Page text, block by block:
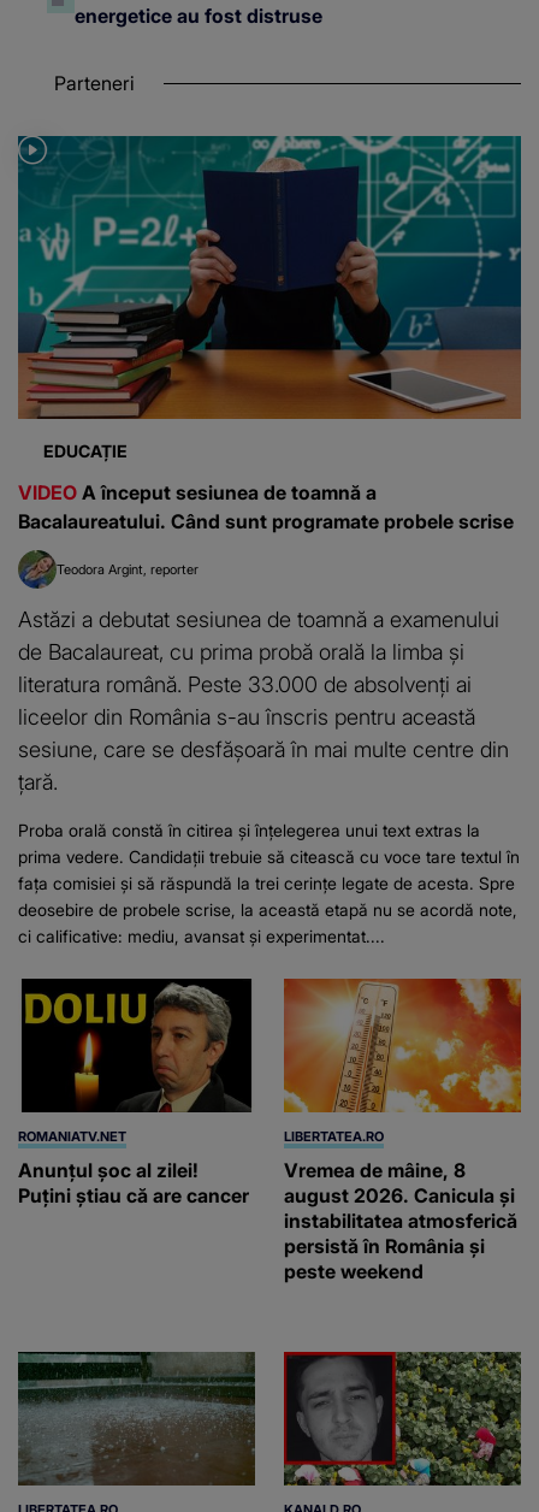
energetice au fost distruse
Parteneri
EDUCAȚIE
VIDEO A început sesiunea de toamnă a
Bacalaureatului. Când sunt programate probele scrise
Teodora Argint reporter
Astăzi a debutat sesiunea de toamnă a examenului
de Bacalaureat, cu prima probă orală la limba și
literatura română. Peste 33.000 de absolvenți ai
liceelor din România s-au înscris pentru această
sesiune, care se desfășoară în mai multe centre din
țară.
Proba orală constă în citirea și înțelegerea unui text extras la
prima vedere. Candidații trebuie să citească cu voce tare textul în
fața comisiei și să răspundă la trei cerințe legate de acesta. Spre
deosebire de probele scrise, la această etapă nu se acordă note,
ci calificative: mediu, avansat și experimentat....
ROMANIATV.NET
Anunţul şoc al zilei!
Puţini ştiau că are cancer
LIBERTATEA.RO
Vremea de mâine, 8
august 2026. Canicula și
instabilitatea atmosferică
persistă în România și
peste weekend